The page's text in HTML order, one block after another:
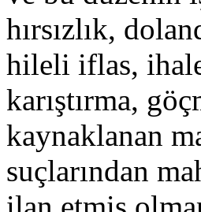
hırsızlık,
hileli iflas,
karıştırma,
kaynaklanan
suçlarından